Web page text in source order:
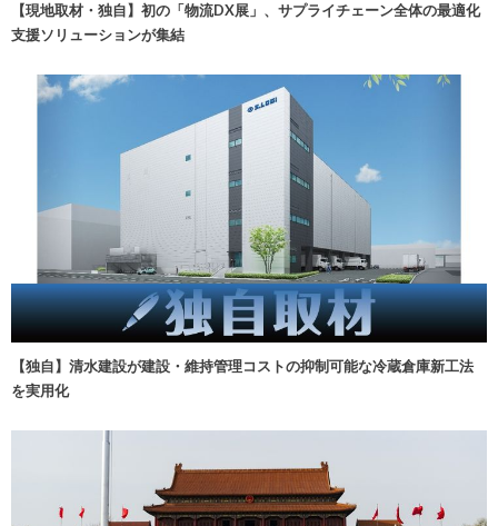
【現地取材・独自】初の「物流DX展」、サプライチェーン全体の最適化
支援ソリューションが集結
【独自】清水建設が建設・維持管理コストの抑制可能な冷蔵倉庫新工法
を実用化